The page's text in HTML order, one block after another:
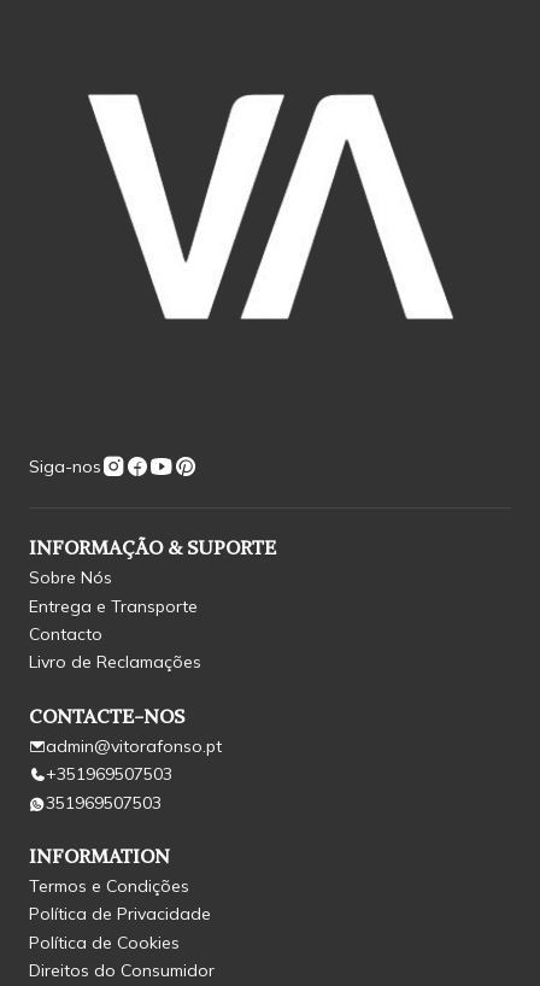
Siga-nos
INFORMAÇÃO & SUPORTE
Sobre Nós
Entrega e Transporte
Contacto
Livro de Reclamações
CONTACTE-NOS
admin@vitorafonso.pt
+351969507503
351969507503
INFORMATION
Termos e Condições
Política de Privacidade
Política de Cookies
Direitos do Consumidor